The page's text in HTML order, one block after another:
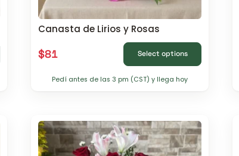
Canasta de Lirios y Rosas
$81 Select options
Pedí antes de las 3 pm (CST) y llega hoy